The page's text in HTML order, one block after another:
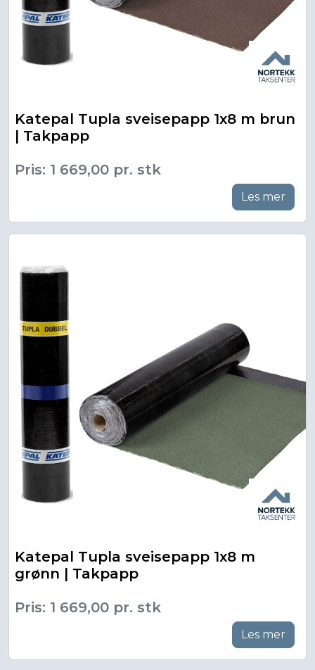
Katepal Tupla sveisepapp 1x8 m brun
| Takpapp
Pris: 1 669,00 pr. stk
Les mer
Katepal Tupla sveisepapp 1x8 m
grønn | Takpapp
Pris: 1 669,00 pr. stk
Les mer